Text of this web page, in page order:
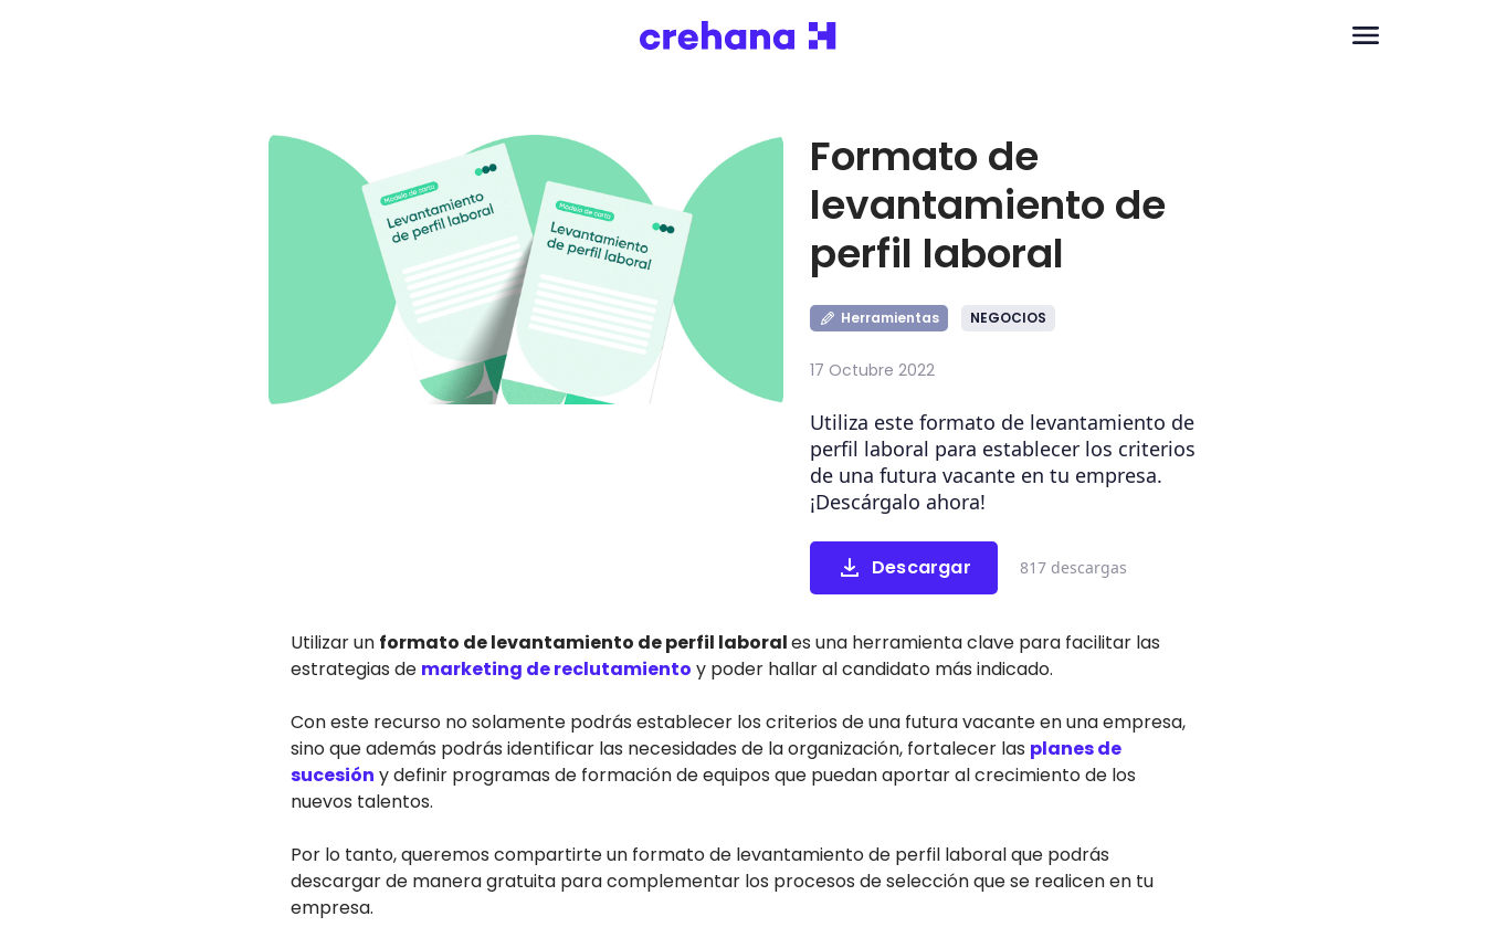
Formato de
levantamiento de
perfil laboral
Herramientas NEGOCIOS
17 Octubre 2022
Utiliza este formato de levantamiento de
perfil laboral para establecer los criterios
de una futura vacante en tu empresa.
¡Descárgalo ahora!
Descargar 817 descargas
Utilizar un formato de levantamiento de perfil laborales una herramienta clave para facilitar las
estrategias de marketing de reclutamiento y poder hallar al candidato más indicado.
Con este recurso no solamente podrás establecer los criterios de una futura vacante en una empresa,
sino que además podrás identificar las necesidades de la organización, fortalecer las planes de
sucesión y definir programas de formación de equipos que puedan aportar al crecimiento de los
nuevos talentos.
Por lo tanto, queremos compartirte un formato de levantamiento de perfil laboral que podrás
descargar de manera gratuita para complementar los procesos de selección que se realicen en tu
empresa.